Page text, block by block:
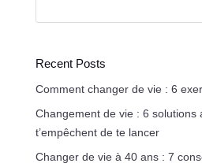
Recent Posts
Comment changer de vie : 6
Changement de vie : 6 solutions
t’empêchent de te lancer
Changer de vie à 40 ans : 7